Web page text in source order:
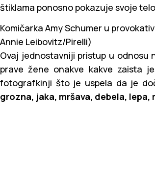
štiklama ponosno pokazuje svoje
Komičarka Amy Schumer u
Annie Leibovitz/Pirelli)
Ovaj jednostavniji pristup u odnosu
prave žene onakve kakve zaista
fotografkinji što je uspela da je
grozna, jaka, mršava, debela,